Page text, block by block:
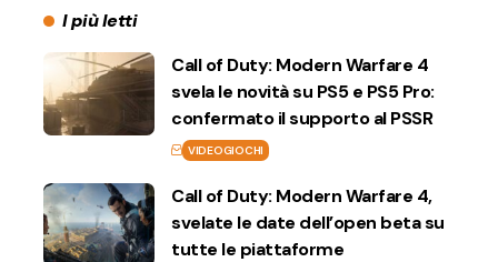
I più letti
Call of Duty: Modern Warfare 4
svela le novità su PS5 e PS5 Pro:
confermato il supporto al PSSR
VIDEOGIOCHI
Call of Duty: Modern Warfare 4,
svelate le date dell’open beta su
tutte le piattaforme